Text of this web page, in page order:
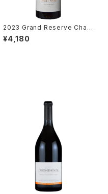
2023 Grand Reserve Char
donnay / Dm. Paul Mas
¥4,180